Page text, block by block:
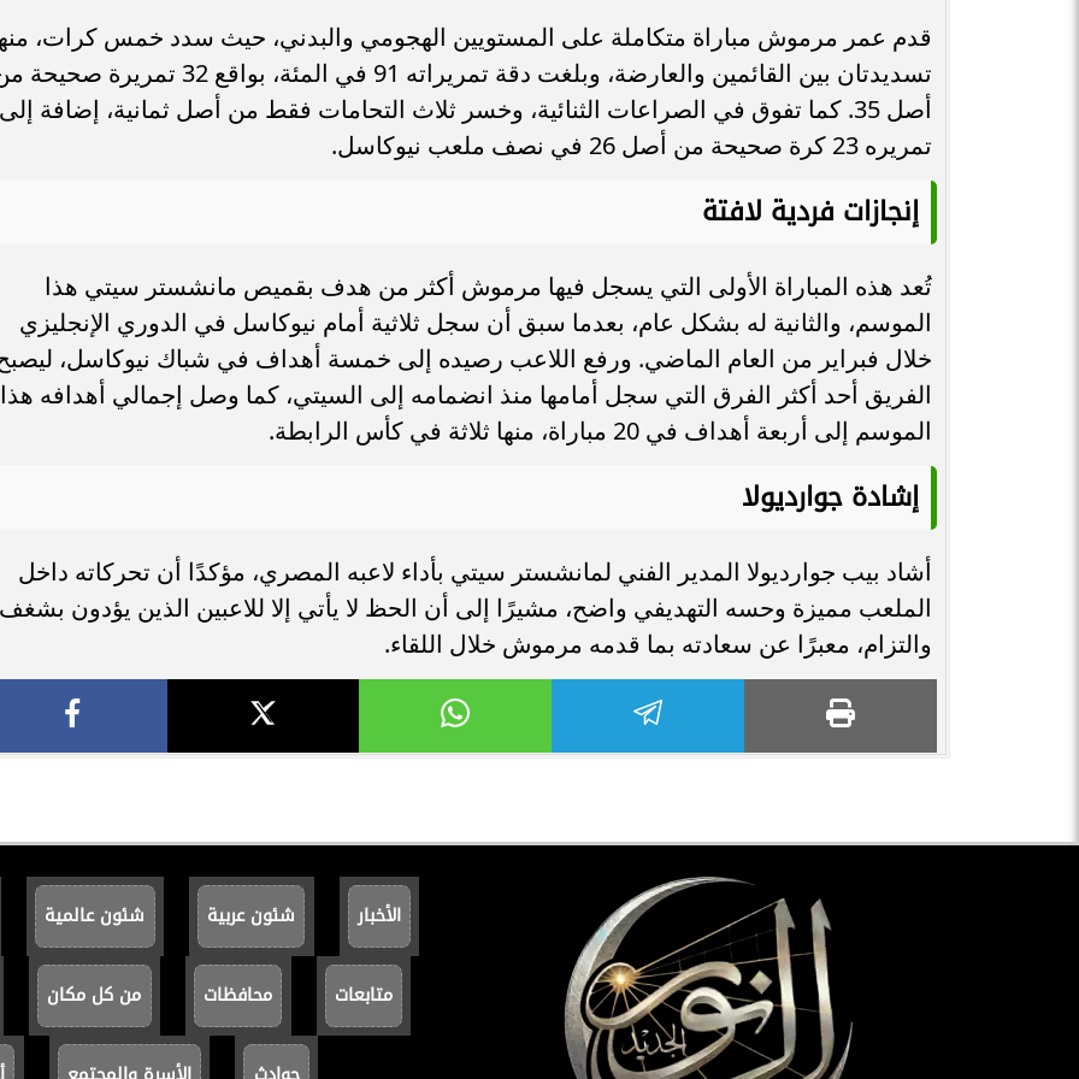
قدم عمر مرموش مباراة متكاملة على المستويين الهجومي والبدني، حيث سدد خمس كرات،
تسديدتان بين القائمين والعارضة، وبلغت دقة تمريراته 91 في المئة، بواقع 32 تمريرة
أصل 35. كما تفوق في الصراعات الثنائية، وخسر ثلاث التحامات فقط من أصل ثمانية، إضافة إلى
تمريره 23 كرة صحيحة من أصل 26 في نصف ملعب نيوكاسل.
إنجازات فردية لافتة
تُعد هذه المباراة الأولى التي يسجل فيها مرموش أكثر من هدف بقميص مانشستر سيتي هذا
الموسم، والثانية له بشكل عام، بعدما سبق أن سجل ثلاثية أمام نيوكاسل في الدوري الإنجليزي
خلال فبراير من العام الماضي. ورفع اللاعب رصيده إلى خمسة أهداف في شباك نيوكاسل،
الفريق أحد أكثر الفرق التي سجل أمامها منذ انضمامه إلى السيتي، كما وصل إجمالي أهدافه هذا
الموسم إلى أربعة أهداف في 20 مباراة، منها ثلاثة في كأس الرابطة.
إشادة جوارديولا
أشاد بيب جوارديولا المدير الفني لمانشستر سيتي بأداء لاعبه المصري، مؤكدًا أن تحركاته داخل
الملعب مميزة وحسه التهديفي واضح، مشيرًا إلى أن الحظ لا يأتي إلا للاعبين الذين يؤدون بشغف
والتزام، معبرًا عن سعادته بما قدمه مرموش خلال اللقاء.
الأخبار شئون عربية شئون عالمية
متابعات محافظات من كل مكان